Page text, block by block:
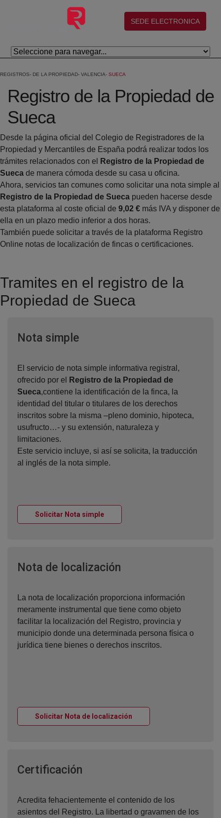
Salta al contingut principal
(abre en nueva ventana)
SEDE ELECTRONICA
REGISTROS DE LA PROPIEDAD VALENCIA SUECA
Registro de la Propiedad de
Sueca
Desde la página oficial del Colegio de Registradores de la
Propiedad y Mercantiles de España podrá realizar todos los
trámites relacionados con el
Registro de la Propiedad de
Sueca de manera cómoda desde su casa u oficina.
Ahora, servicios tan comunes como solicitar una nota simple al
Registro de la Propiedad de Sueca pueden hacerse desde
esta plataforma al coste oficial de 9,02 € más IVA y disponer de
ella en un plazo medio inferior a dos horas.
También puede solicitar a través de la plataforma Registro
Online notas de localización de fincas o certificaciones.
Tramites en el registro de la
Propiedad de Sueca
Nota simpleVentana nueva
El servicio de nota simple informativa registral,
ofrecido por el
Registro de la Propiedad de
Sueca,contiene la identificación de la finca, la
identidad del titular o titulares de los derechos
inscritos sobre la misma –pleno dominio, hipoteca,
usufructo…- y su extensión, naturaleza y
limitaciones.
Este servicio incluye, si así se solicita, la traducción
al inglés de la nota simple.
Solicitar Nota simpleVentana nueva
Nota de localización
La nota de localización proporciona información
meramente instrumental que tiene como objeto
facilitar la localización del Registro, provincia y
municipio donde una determinada persona física o
jurídica tiene bienes o derechos inscritos.
Solicitar Nota de localización
Certificación
Acredita fehacientemente el contenido de los
asientos del Registro. La libertad o gravamen de los